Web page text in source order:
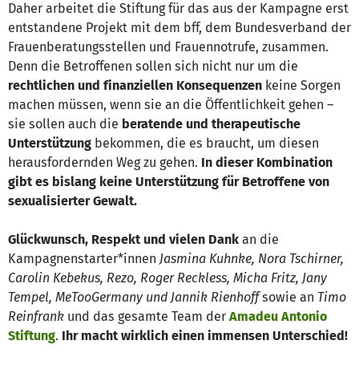
Daher arbeitet die Stiftung für das aus der Kampagne erst
entstandene Projekt mit dem bff, dem Bundesverband der
Frauenberatungsstellen und Frauennotrufe, zusammen.
Denn die Betroffenen sollen sich nicht nur um die
rechtlichen und finanziellen Konsequenzen keine Sorgen
machen müssen, wenn sie an die Öffentlichkeit gehen –
sie sollen auch die beratende und therapeutische
Unterstützung bekommen, die es braucht, um diesen
herausfordernden Weg zu gehen. In dieser Kombination
gibt es bislang keine Unterstützung für Betroffene von
sexualisierter Gewalt.
Glückwunsch, Respekt und vielen Dank an die
Kampagnenstarter*innen Jasmina Kuhnke, Nora Tschirner,
Carolin Kebekus, Rezo, Roger Reckless, Micha Fritz, Jany
Tempel, MeTooGermany und Jannik Rienhoffsowie an Timo
Reinfrank und das gesamte Team der Amadeu Antonio
Stiftung. Ihr macht wirklich einen immensen Unterschied!